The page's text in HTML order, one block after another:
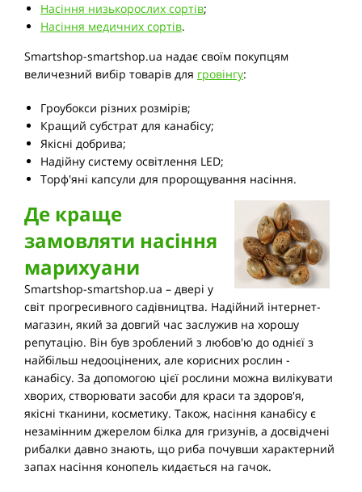
Насіння низькорослих сортів;
Насіння медичних сортів.
Smartshop-smartshop.ua надає своїм покупцям
величезний вибір товарів для гровінгу:
Гроубокси різних розмірів;
Кращий субстрат для канабісу;
Якісні добрива;
Надійну систему освітлення LED;
Торф'яні капсули для пророщування насіння.
Де краще
замовляти насіння
марихуани
Smartshop-smartshop.ua – двері у
світ прогресивного садівництва. Надійний інтернет-
магазин, який за довгий час заслужив на хорошу
репутацію. Він був зроблений з любов'ю до однієї з
найбільш недооцінених, але корисних рослин -
канабісу. За допомогою цієї рослини можна вилікувати
хворих, створювати засоби для краси та здоров'я,
якісні тканини, косметику. Також, насіння канабісу є
незамінним джерелом білка для гризунів, а досвідчені
рибалки давно знають, що риба почувши характерний
запах насіння конопель кидається на гачок.